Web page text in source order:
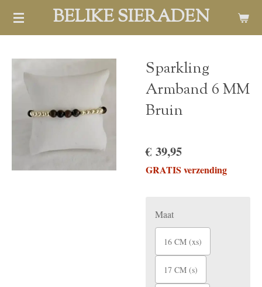
Ga
BELIKE SIERADEN
Sparkling
Armband 6 MM
Bruin
€ 39,95
GRATIS verzending
Maat
16 CM (xs)
17 CM (s)